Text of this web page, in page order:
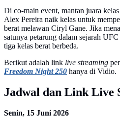
Di co-main event, mantan juara
Alex Pereira naik kelas untuk
berat melawan Ciryl Gane. Jika
satunya petarung dalam sejarah
tiga kelas berat berbeda.
Berikut adalah link live streaming
Freedom Night 250 hanya di Vidio.
Jadwal dan Link Live
Senin, 15 Juni 2026